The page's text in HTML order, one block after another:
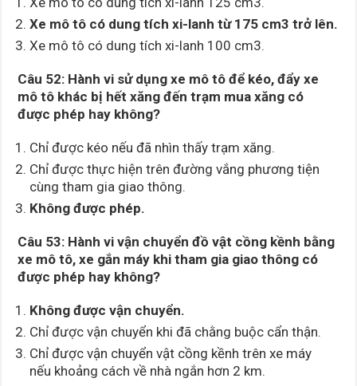
Xe mô tô có dung tích xi-lanh từ 175 cm3 trở lên.
Xe mô tô có dung tích xi-lanh 100 cm3.
Câu 52: Hành vi sử dụng xe mô tô để kéo, đẩy xe
mô tô khác bị hết xăng đến trạm mua xăng có
được phép hay không?
Chỉ được kéo nếu đã nhìn thấy trạm xăng.
Chỉ được thực hiện trên đường vắng phương tiện
cùng tham gia giao thông.
Không được phép.
Câu 53: Hành vi vận chuyển đồ vật cồng kềnh bằng
xe mô tô, xe gắn máy khi tham gia giao thông có
được phép hay không?
Không được vận chuyển.
Chỉ được vận chuyển khi đã chằng buộc cẩn thận.
Chỉ được vận chuyển vật cồng kềnh trên xe máy
nếu khoảng cách về nhà ngắn hơn 2 km.